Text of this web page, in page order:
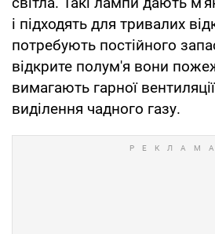
і підходять для тривалих
потребують постійного
відкрите полум'я вони
вимагають гарної
виділення чадного газу.